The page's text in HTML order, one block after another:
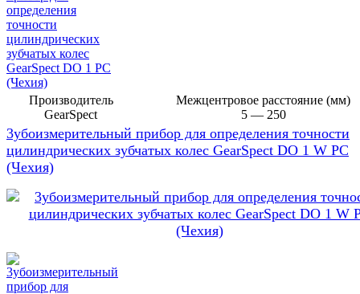
Производитель
GearSpect
Межцентровое расстояние (мм)
5 — 250
3убоизмерительный прибор для определения точности
цилиндрических зубчатых колес GearSpect DO 1 W PC
(Чехия)